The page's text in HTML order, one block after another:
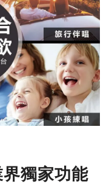
獨家功能